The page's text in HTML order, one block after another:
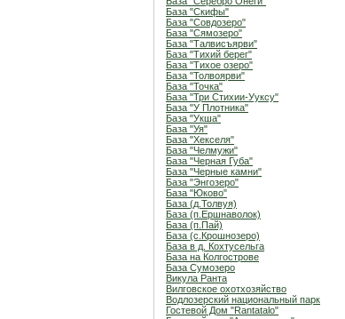
База "Скифы"
База "Совдозеро"
База "Сямозеро"
База "Талвисъярви"
База "Тихий берег"
База "Тихое озеро"
База "Толвоярви"
База "Точка"
База "Три Стихии-Ууксу"
База "У Плотника"
База "Укша"
База "Уя"
База "Хекселя"
База "Челмужи"
База "Черная Губа"
База "Черные камни"
База "Энгозеро"
База "Юково"
База (д.Толвуя)
База (п.Ершнаволок)
База (п.Пай)
База (с.Крошнозеро)
База в д. Кохтусельга
База на Колгострове
База Сумозеро
Викула Ранта
Вилговское охотхозяйство
Водлозерский национальный парк
Гостевой Дом "Rantatalo"